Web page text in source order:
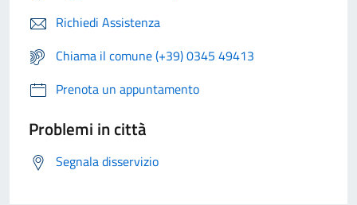
Richiedi Assistenza
Chiama il comune (+39) 0345 49413
Prenota un appuntamento
Problemi in città
Segnala disservizio